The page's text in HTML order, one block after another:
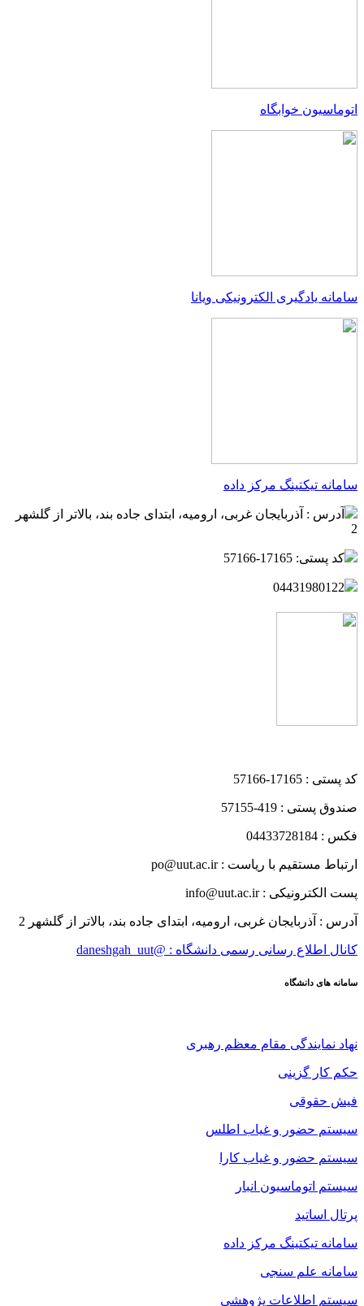
اتوماسیون خوابگاه
سامانه یادگیری الکترونیکی ویانا
سامانه تیکتینگ مرکز داده
آدرس : آذربایجان غربی، ارومیه، ابتدای جاده بند، بالاتر از گلشهر
2
کد پستی: 17165-57166
04431980122
کد پستی : 17165-57166
صندوق پستی : 419-57155
فکس : 04433728184
ارتباط مستقیم با ریاست : po@uut.ac.ir
پست الکترونیکی : info@uut.ac.ir
آدرس : آذربایجان غربی، ارومیه، ابتدای جاده بند، بالاتر از گلشهر 2
کانال اطلاع رسانی رسمی دانشگاه : @daneshgah_uut
سامانه های دانشگاه
نهاد نمایندگی مقام معظم رهبری
حکم کار گزینی
فیش حقوقی
سیستم حضور و غیاب اطلس
سیستم حضور و غیاب کارا
سیستم اتوماسیون انبار
پرتال اساتید
سامانه تیکتینگ مرکز داده
سامانه علم سنجی
سیستم اطلاعات پژوهشی